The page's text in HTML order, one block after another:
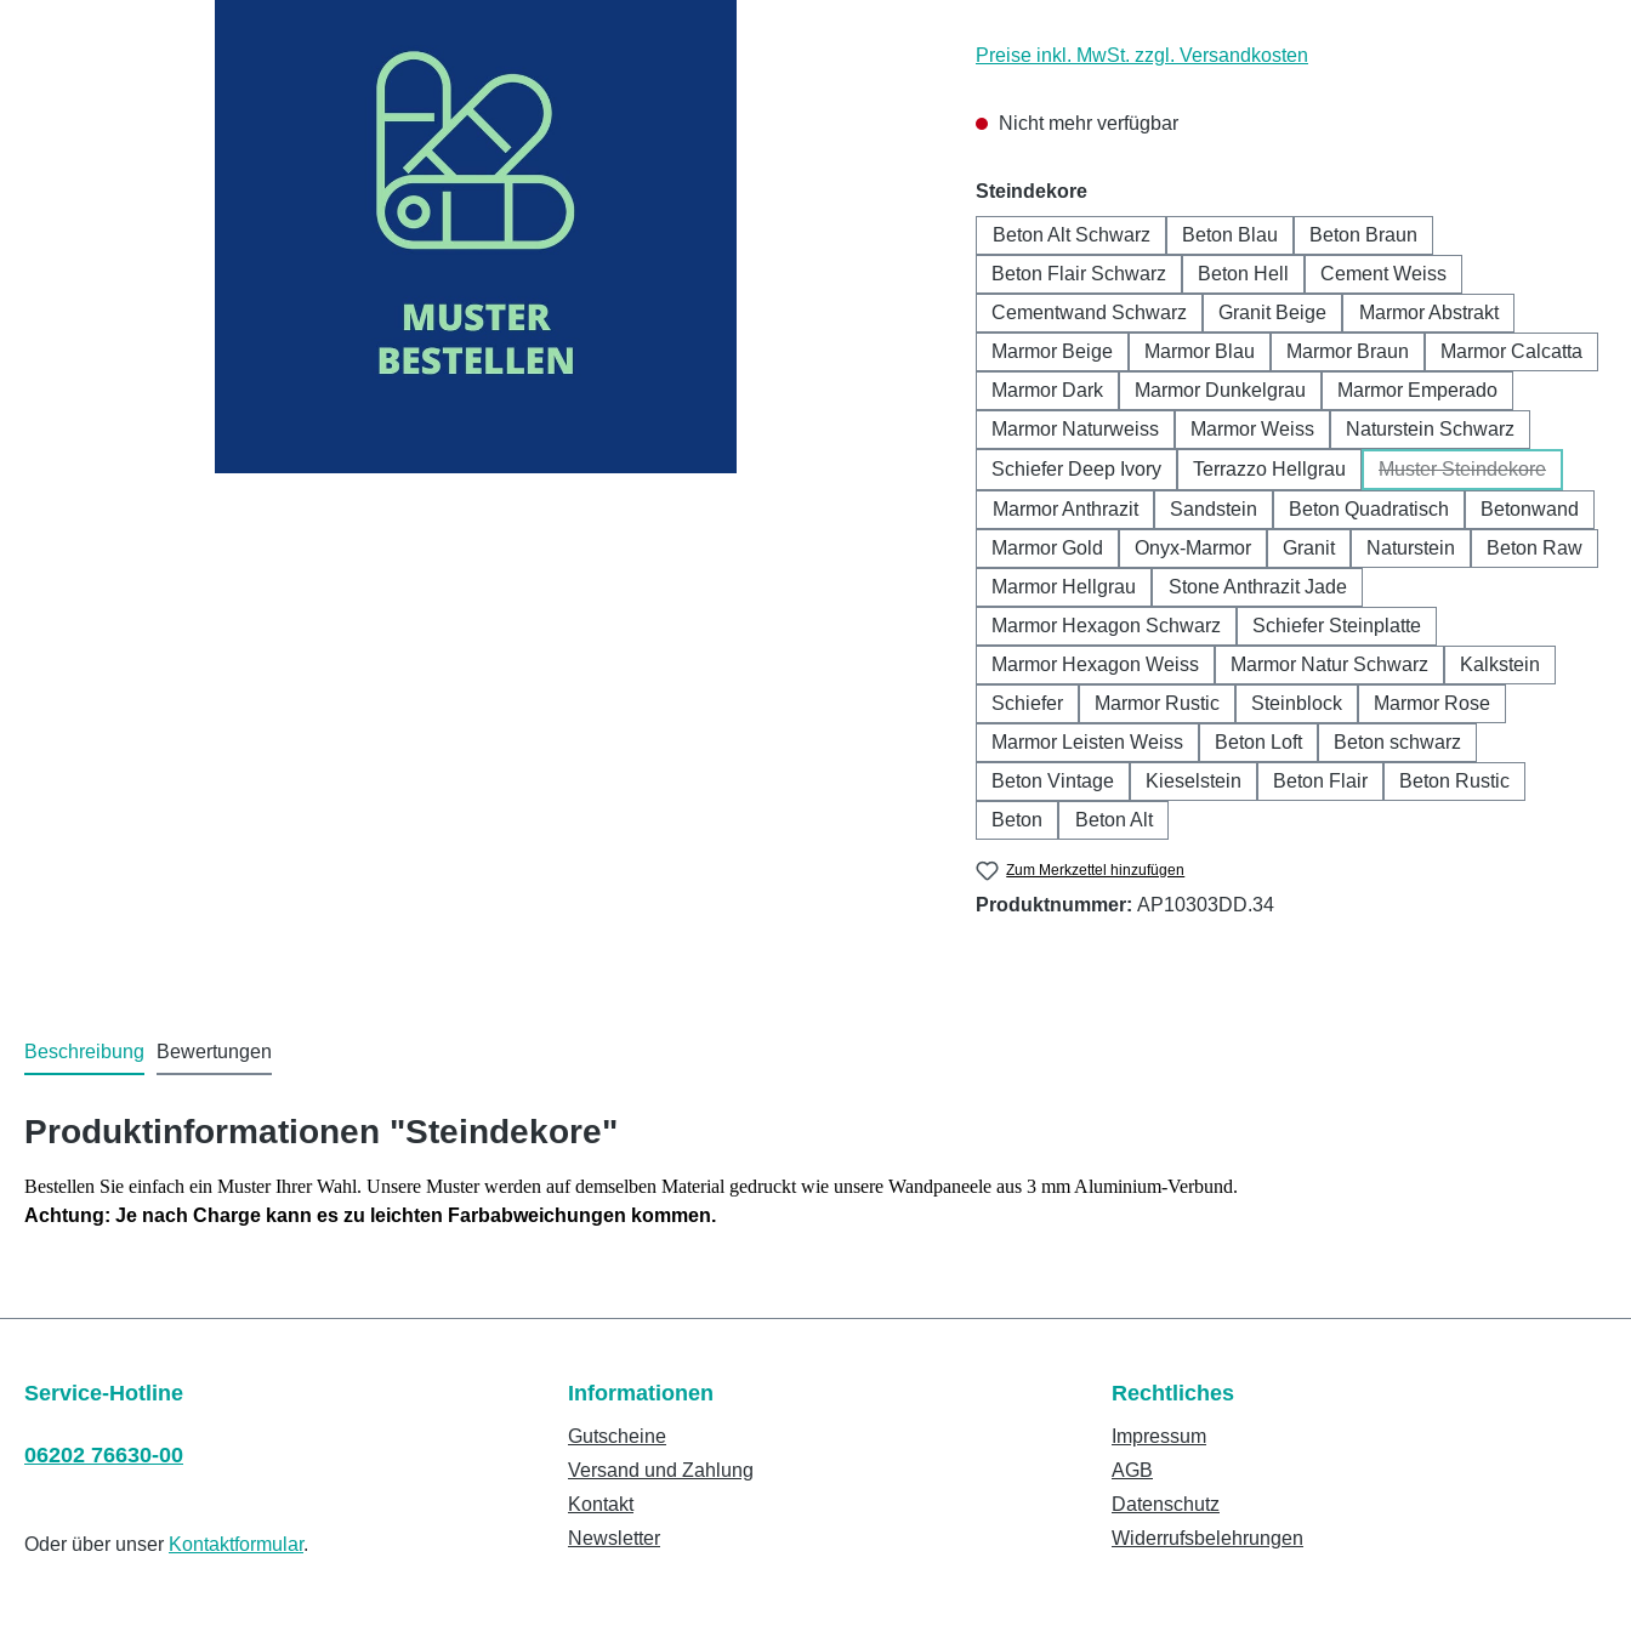
Preise inkl. MwSt. zzgl. Versandkosten
Nicht mehr verfügbar
Steindekoreauswählen
Beton Alt Schwarz Beton Blau
Beton Braun
Beton Flair Schwarz
Beton Hell
Cement Weiss
Cementwand Schwarz
Granit Beige
Marmor Abstrakt
Marmor Beige
Marmor Blau Marmor Braun
Marmor Calcatta
Marmor Dark
Marmor Dunkelgrau
Marmor Emperado
Marmor Naturweiss
Marmor Weiss
Naturstein Schwarz
Schiefer Deep Ivory
Terrazzo Hellgrau Muster Steindekore
(Diese Option ist
Marmor Anthrazit Sandstein Beton Quadratisch
Betonwand
Marmor Gold
Onyx-Marmor Granit Naturstein
Beton Raw
Marmor Hellgrau
Stone Anthrazit Jade
Marmor Hexagon Schwarz
Schiefer Steinplatte
Marmor Hexagon Weiss
Marmor Natur Schwarz
Kalkstein
Schiefer
Marmor Rustic Steinblock
Marmor Rose
Marmor Leisten Weiss
Beton Loft
Beton schwarz
Beton Vintage
Kieselstein Beton Flair
Beton Rustic
Beton
Beton Alt
Zum Merkzettel hinzufügen
Produktnummer: AP10303DD.34
Beschreibung Bewertungen
Produktinformationen "Steindekore"
Bestellen Sie einfach ein Muster Ihrer Wahl. Unsere Muster werden auf demselben Material gedruckt wie unsere Wandpaneele aus 3 mm Aluminium-Verbund.
Achtung: Je nach Charge kann es zu leichten Farbabweichungen kommen.
Service-Hotline
06202 76630-00
Oder über unser Kontaktformular.
Informationen
Gutscheine
Versand und Zahlung
Kontakt
Newsletter
Rechtliches
Impressum
AGB
Datenschutz
Widerrufsbelehrungen